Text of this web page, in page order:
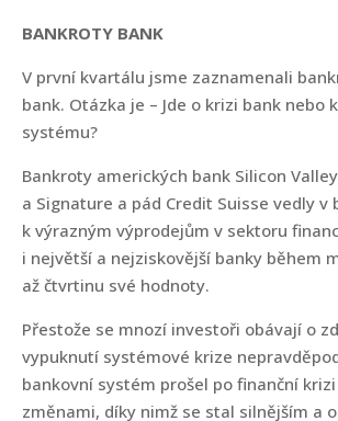
BANKROTY BANK
V první kvartálu jsme zaznamenali
bank. Otázka je – Jde o krizi bank nebo
systému?
Bankroty amerických bank Silicon Valley
a Signature a pád Credit Suisse vedly v
k výrazným výprodejům v sektoru
i největší a nejziskovější banky během
až čtvrtinu své hodnoty.
Přestože se mnozí investoři obávají o
vypuknutí systémové krize
bankovní systém prošel po finanční
změnami, díky nimž se stal silnějším a